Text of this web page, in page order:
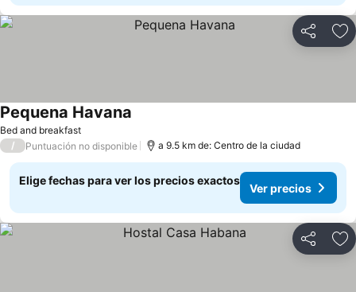
Compartir
Bed and breakfast
Pequena Havana
/ Puntuación no disponible a 9.5 km de: Centro de la ciudad
Elige fechas para ver los precios exactos
Ver precios
Compartir